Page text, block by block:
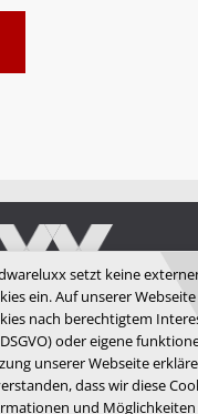
setzt keine
ein. Auf unserer
nach berechtigtem
oder eigene
unserer Webseite
dass wir diese
und Möglichkeiten
Media GmbH
2026 Hardwareluxx
Media GmbH